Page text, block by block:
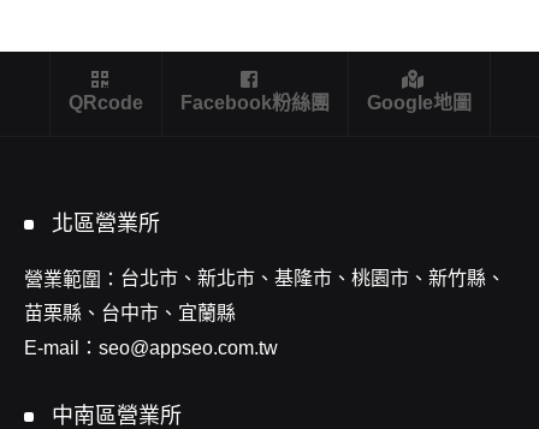
QRcode Facebook粉絲團 Google地圖
北區營業所
營業範圍： 台北市、新北市、基隆市、桃園市、新竹縣、
苗栗縣、台中市、宜蘭縣
E-mail： seo@appseo.com.tw
中南區營業所